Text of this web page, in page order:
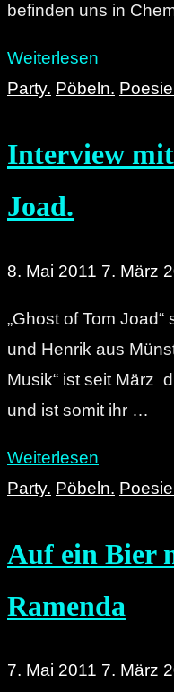
befinden uns in
Weiterlesen
mit:
Biscan."
Party. Pöbeln.
Interview
Joad.
8. Mai 2011 7. März
„Ghost of Tom
und Henrik aus
Musik“ ist seit März
und ist somit ihr …
Weiterlesen
mit
of
Joad."
Party. Pöbeln.
Auf ein Bier
Ramenda
7. Mai 2011 7. März